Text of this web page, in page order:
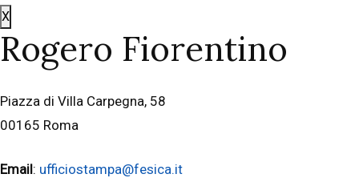
X
Rogero Fiorentino
Piazza di Villa Carpegna, 58
00165 Roma
Email: ufficiostampa@fesica.it